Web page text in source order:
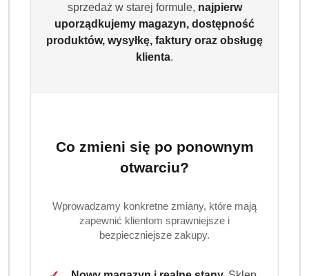
sprzedaż w starej formule, najpierw
uporządkujemy magazyn, dostępność
produktów, wysyłkę, faktury oraz obsługę
klienta.
Co zmieni się po ponownym
otwarciu?
Wprowadzamy konkretne zmiany, które mają
zapewnić klientom sprawniejsze i
bezpieczniejsze zakupy.